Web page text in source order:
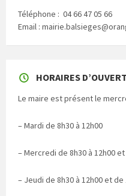
Téléphone : 04 66 47 05 66
Email :
HORAIRES
Le maire est présent le
– Mardi de 8h30 à 12h00
– Mercredi de 8h30 à 12h00
– Jeudi de 8h30 à 12h00 et de